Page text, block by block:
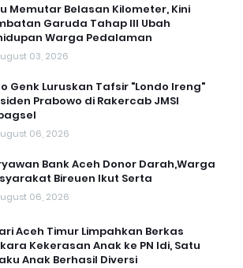
Memutar Belasan Kilometer, Kini
Garuda Tahap III Ubah
Warga Pedalaman
03, 2026
Genk Luruskan Tafsir "Londo Ireng"
Prabowo di Rakercab JMSI
06, 2026
Bank Aceh Donor Darah,Warga
Bireuen Ikut Serta
06, 2026
Aceh Timur Limpahkan Berkas
Kekerasan Anak ke PN Idi, Satu
Anak Berhasil Diversi